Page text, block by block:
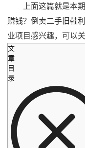
上面这篇就是本期
赚钱？倒卖二手旧鞋
业项目感兴趣，可以关
文
章
目
录